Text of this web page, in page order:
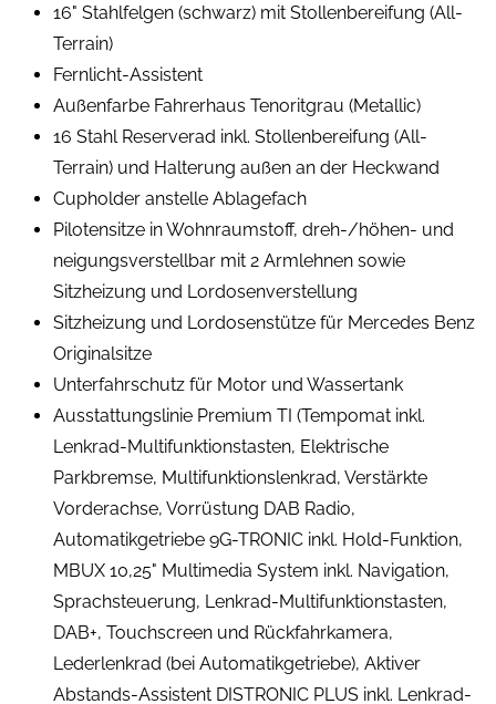
16" Stahlfelgen (schwarz) mit Stollenbereifung (All-
Terrain)
Fernlicht-Assistent
Außenfarbe Fahrerhaus Tenoritgrau (Metallic)
16 Stahl Reserverad inkl. Stollenbereifung (All-
Terrain) und Halterung außen an der Heckwand
Cupholder anstelle Ablagefach
Pilotensitze in Wohnraumstoff, dreh-/höhen- und
neigungsverstellbar mit 2 Armlehnen sowie
Sitzheizung und Lordosenverstellung
Sitzheizung und Lordosenstütze für Mercedes Benz
Originalsitze
Unterfahrschutz für Motor und Wassertank
Ausstattungslinie Premium TI (Tempomat inkl.
Lenkrad-Multifunktionstasten, Elektrische
Parkbremse, Multifunktionslenkrad, Verstärkte
Vorderachse, Vorrüstung DAB Radio,
Automatikgetriebe 9G-TRONIC inkl. Hold-Funktion,
MBUX 10,25" Multimedia System inkl. Navigation,
Sprachsteuerung, Lenkrad-Multifunktionstasten,
DAB+, Touchscreen und Rückfahrkamera,
Lederlenkrad (bei Automatikgetriebe), Aktiver
Abstands-Assistent DISTRONIC PLUS inkl. Lenkrad-